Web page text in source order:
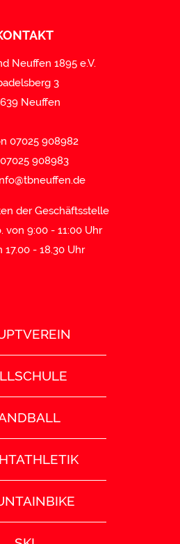
Neuffen 1895 e.V.
3
Neuffen
07025 908982
908983
der Geschäftsstelle
von 9:00 - 11:00 Uhr
17.00 - 18.30 Uhr